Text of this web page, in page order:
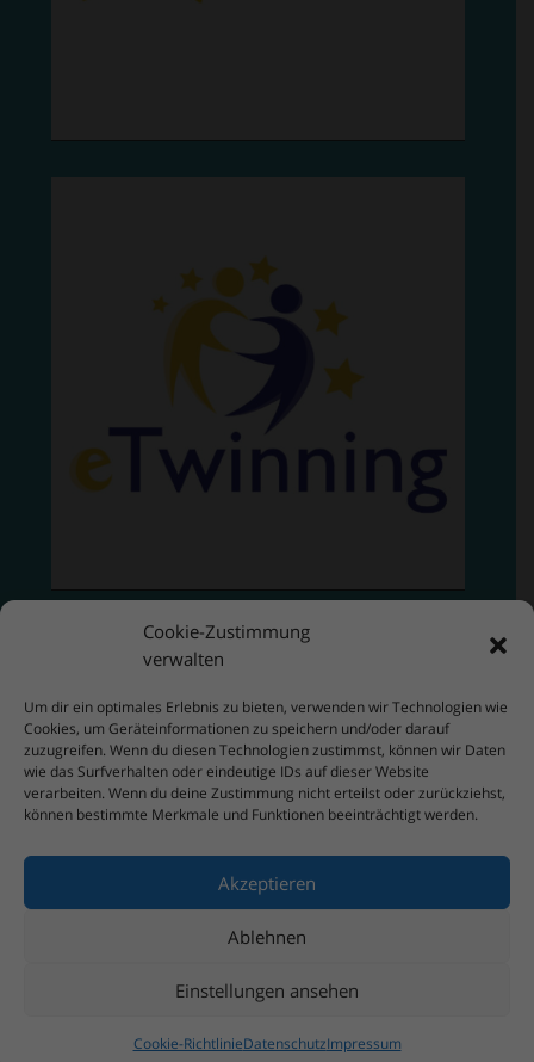
Cookie-Zustimmung
verwalten
Um dir ein optimales Erlebnis zu bieten, verwenden wir Technologien wie
Cookies, um Geräteinformationen zu speichern und/oder darauf
zuzugreifen. Wenn du diesen Technologien zustimmst, können wir Daten
wie das Surfverhalten oder eindeutige IDs auf dieser Website
verarbeiten. Wenn du deine Zustimmung nicht erteilst oder zurückziehst,
können bestimmte Merkmale und Funktionen beeinträchtigt werden.
Akzeptieren
Ablehnen
Einstellungen ansehen
Cookie-RichtlinieDatenschutzImpressum